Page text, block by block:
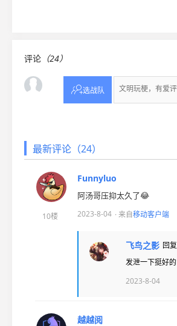
评论 （24）
选战队
最新评论（24）
10楼
Funnyluo
阿汤哥压抑太久了😂
2023-8-04 · 来自移动客户端
飞鸟之影 回复
发泄一下挺好的
2023-8-04
越越阅